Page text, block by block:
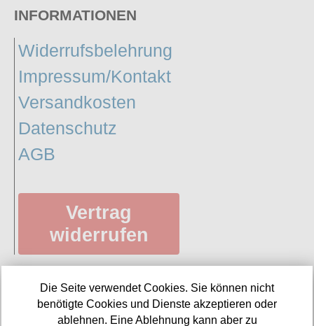
INFORMATIONEN
Widerrufsbelehrung
Impressum/Kontakt
Versandkosten
Datenschutz
AGB
Vertrag
widerrufen
SERVICE
Die Seite verwendet Cookies. Sie können nicht
benötigte Cookies und Dienste akzeptieren oder
ablehnen. Eine Ablehnung kann aber zu